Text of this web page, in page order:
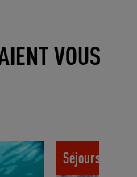
VOUS
5 itinéraires